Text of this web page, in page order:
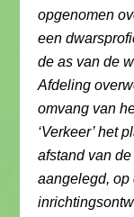
opgenomen
een
de as van de
Afdeling
omvang van
‘Verkeer’ het
afstand van
aangelegd, op